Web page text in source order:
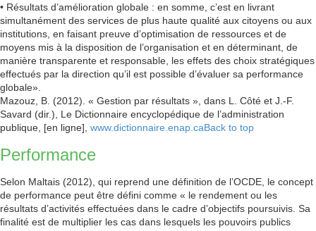
• Résultats d’amélioration globale : en somme, c’est en livrant
simultanément des services de plus haute qualité aux citoyens ou aux
institutions, en faisant preuve d’optimisation de ressources et de
moyens mis à la disposition de l’organisation et en déterminant, de
manière transparente et responsable, les effets des choix stratégiques
effectués par la direction qu’il est possible d’évaluer sa performance
globale».
Mazouz, B. (2012). « Gestion par résultats », dans L. Côté et J.-F.
Savard (dir.), Le Dictionnaire encyclopédique de l’administration
publique, [en ligne], www.dictionnaire.enap.caBack to top
Performance
Selon Maltais (2012), qui reprend une définition de l’OCDE, le concept
de performance peut être défini comme « le rendement ou les
résultats d’activités effectuées dans le cadre d’objectifs poursuivis. Sa
finalité est de multiplier les cas dans lesquels les pouvoirs publics